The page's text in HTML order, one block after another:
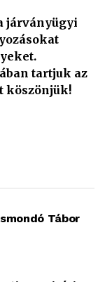
járványügyi
tartjuk az
köszönjük!
Tábor